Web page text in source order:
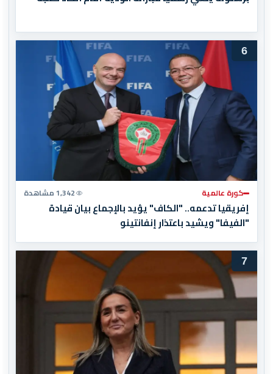
6
كورة عالمية 1,342 مشاهدة
إفريقيا تدعمه.. "الكاف" يؤيد بالإجماع بيان قيادة
"الفيفا" ويشيد باعتذار إنفانتينو
7